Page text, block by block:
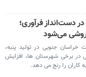
دست‌انداز فرآوری؛
می‌شود
خراسان جنوبی در تولید پنبه،
در برخی شهرستان ها، افزایش
کاران را رنج می دهد.